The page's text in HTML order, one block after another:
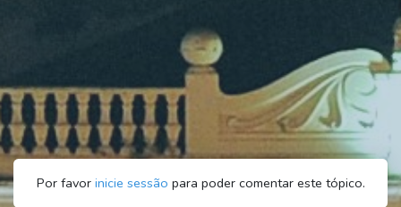
Por favor inicie sessão para poder comentar este tópico.